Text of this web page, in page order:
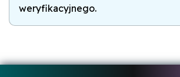
weryfikacyjnego.